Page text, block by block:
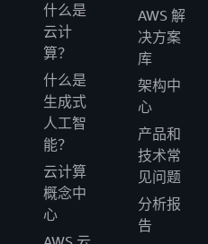
什么是
云计
算？
什么是
生成式
人工智
能？
云计算
概念中
心
AWS 解
决方案
库
架构中
心
产品和
技术常
见问题
分析报
告